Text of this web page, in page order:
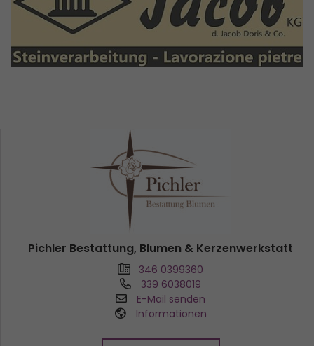
Pichler Bestattung, Blumen & Kerzenwerkstatt
346 0399360
339 6038019
E-Mail senden
Informationen